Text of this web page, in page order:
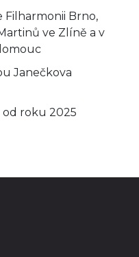
Brno,
ve Zlíně a v
Janečkova
od roku 2025